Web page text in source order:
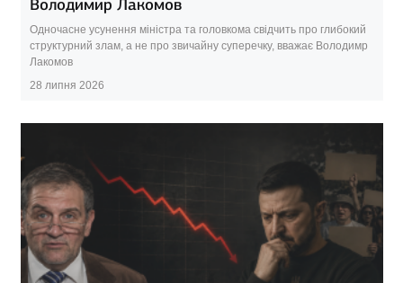
Володимир Лакомов
Одночасне усунення міністра та головкома свідчить про глибокий
структурний злам, а не про звичайну суперечку, вважає Володимр
Лакомов
28 липня 2026